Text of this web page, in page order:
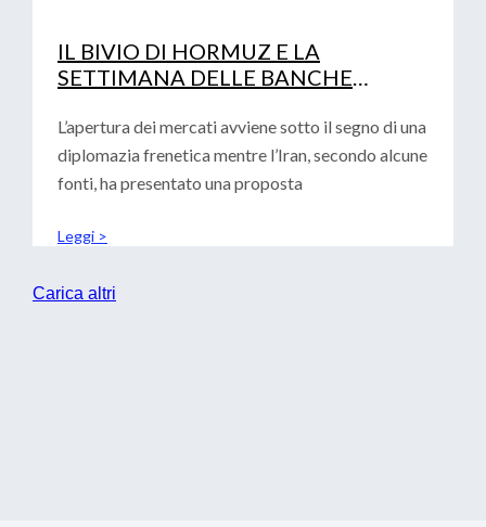
IL BIVIO DI HORMUZ E LA
SETTIMANA DELLE BANCHE
TESORERIE
L’apertura dei mercati avviene sotto il segno di una
diplomazia frenetica mentre l’Iran, secondo alcune
fonti, ha presentato una proposta
Leggi >
Carica altri